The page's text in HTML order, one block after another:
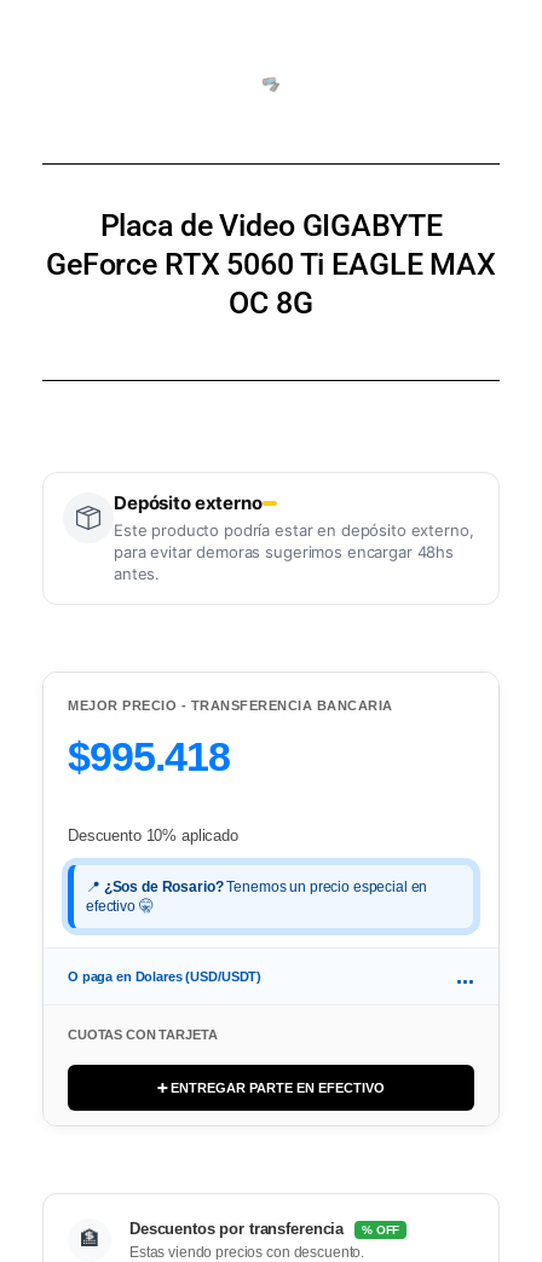
Placa de Video GIGABYTE
GeForce RTX 5060 Ti EAGLE MAX
OC 8G
Depósito externo
Este producto podría estar en depósito externo,
para evitar demoras sugerimos encargar 48hs
antes.
MEJOR PRECIO - TRANSFERENCIA BANCARIA
$995.418
Descuento 10% aplicado
📍 ¿Sos de Rosario?Tenemos un precio especial en
efectivo 🤫
O paga en Dolares (USD/USDT) ...
CUOTAS CON TARJETA
➕ ENTREGAR PARTE EN EFECTIVO
🏦 Descuentos por transferencia % OFF
Estas viendo precios con descuento.